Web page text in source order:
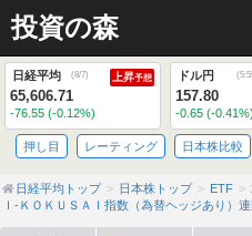
投資の森
日経平均 (8/7) 上昇予想
65,606.71
-76.55 (-0.12%)
ドル円 (
157.80
-0.65 (-0.41%)
押し目 レーティング 日本株比較
日経平均トップ 日本株トップ ETF
Ｉ‐ＫＯＫＵＳＡＩ指数（為替ヘッジあり）